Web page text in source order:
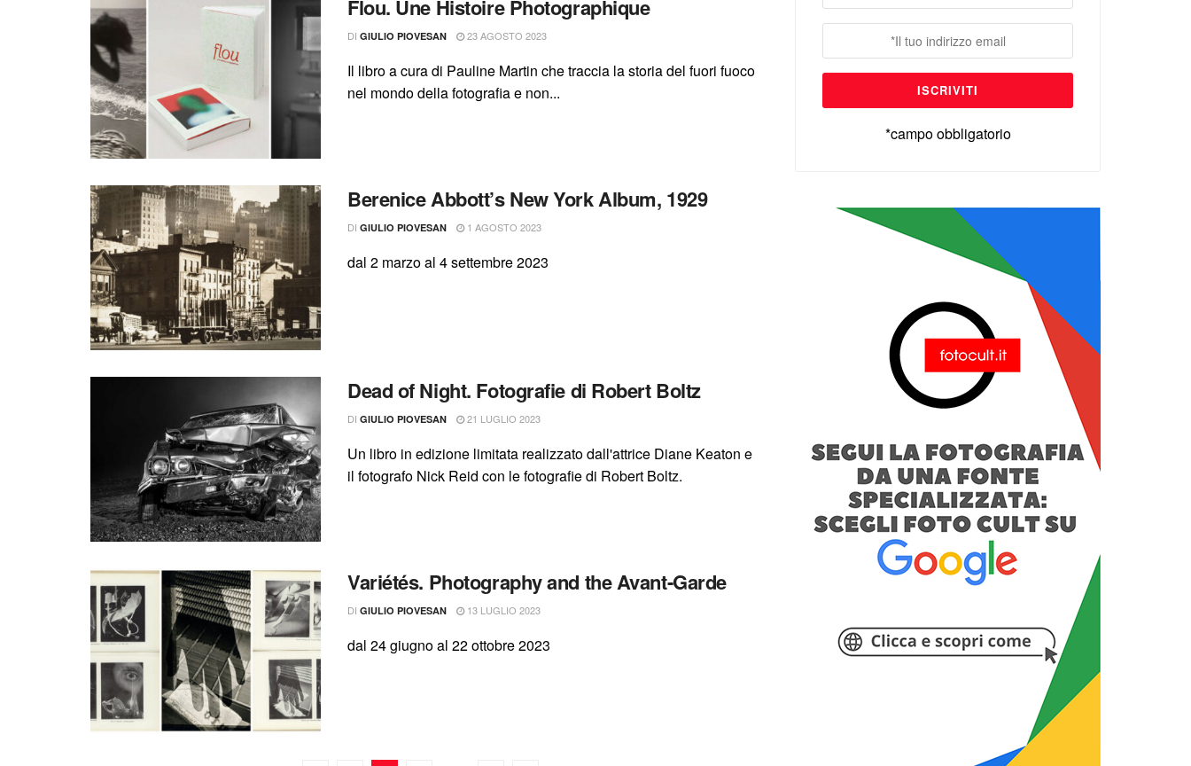
Flou. Une Histoire Photographique
DI GIULIO PIOVESAN 23 AGOSTO 2023
Il libro a cura di Pauline Martin che traccia la storia del fuori fuoco
nel mondo della fotografia e non...
Berenice Abbott’s New York Album, 1929
DI GIULIO PIOVESAN 1 AGOSTO 2023
dal 2 marzo al 4 settembre 2023
Dead of Night. Fotografie di Robert Boltz
DI GIULIO PIOVESAN 21 LUGLIO 2023
Un libro in edizione limitata realizzato dall'attrice Diane Keaton e
il fotografo Nick Reid con le fotografie di Robert Boltz.
Variétés. Photography and the Avant-Garde
DI GIULIO PIOVESAN 13 LUGLIO 2023
dal 24 giugno al 22 ottobre 2023
*campo obbligatorio